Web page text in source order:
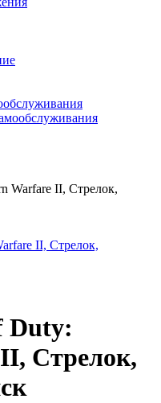
Warfare II, Стрелок,
Duty:
Стрелок,